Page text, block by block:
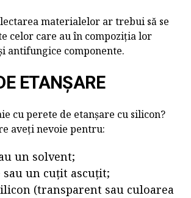
materialelor ar trebui să se
celor care au în compoziția lor
antifungice componente.
ETANȘARE
cu perete de etanșare cu silicon?
aveți nevoie pentru:
un solvent;
sau un cuțit ascuțit;
(transparent sau culoarea